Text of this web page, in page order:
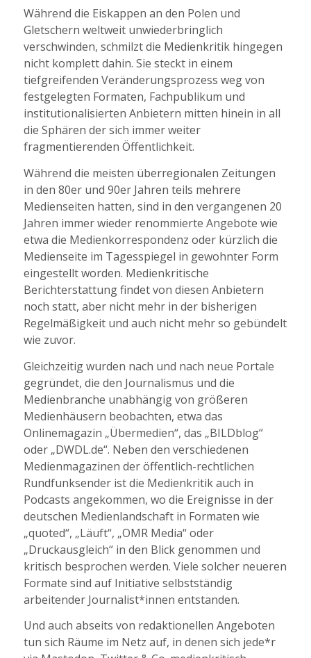
Während die Eiskappen an den Polen und
Gletschern weltweit unwiederbringlich
verschwinden, schmilzt die Medienkritik hingegen
nicht komplett dahin. Sie steckt in einem
tiefgreifenden Veränderungsprozess weg von
festgelegten Formaten, Fachpublikum und
institutionalisierten Anbietern mitten hinein in all
die Sphären der sich immer weiter
fragmentierenden Öffentlichkeit.
Während die meisten überregionalen Zeitungen
in den 80er und 90er Jahren teils mehrere
Medienseiten hatten, sind in den vergangenen 20
Jahren immer wieder renommierte Angebote wie
etwa die Medienkorrespondenz oder kürzlich die
Medienseite im Tagesspiegel in gewohnter Form
eingestellt worden. Medienkritische
Berichterstattung findet von diesen Anbietern
noch statt, aber nicht mehr in der bisherigen
Regelmäßigkeit und auch nicht mehr so gebündelt
wie zuvor.
Gleichzeitig wurden nach und nach neue Portale
gegründet, die den Journalismus und die
Medienbranche unabhängig von größeren
Medienhäusern beobachten, etwa das
Onlinemagazin „Übermedien“, das „BILDblog“
oder „DWDL.de“. Neben den verschiedenen
Medienmagazinen der öffentlich-rechtlichen
Rundfunksender ist die Medienkritik auch in
Podcasts angekommen, wo die Ereignisse in der
deutschen Medienlandschaft in Formaten wie
„quoted“, „Läuft“, „OMR Media“ oder
„Druckausgleich“ in den Blick genommen und
kritisch besprochen werden. Viele solcher neueren
Formate sind auf Initiative selbstständig
arbeitender Journalist*innen entstanden.
Und auch abseits von redaktionellen Angeboten
tun sich Räume im Netz auf, in denen sich jede*r